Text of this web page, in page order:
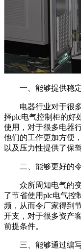
一、能够提供稳
电器行业对于很
择plc电气控制柜的好
使用，对于很多电器
他们的工作更加方便
以及压力性提供了保
二、能够更好的
众所周知电气的
了节省使用plc电气控
频，从而令厂家得到
开支，对于很多资产
前提条件。
三、能够通过编